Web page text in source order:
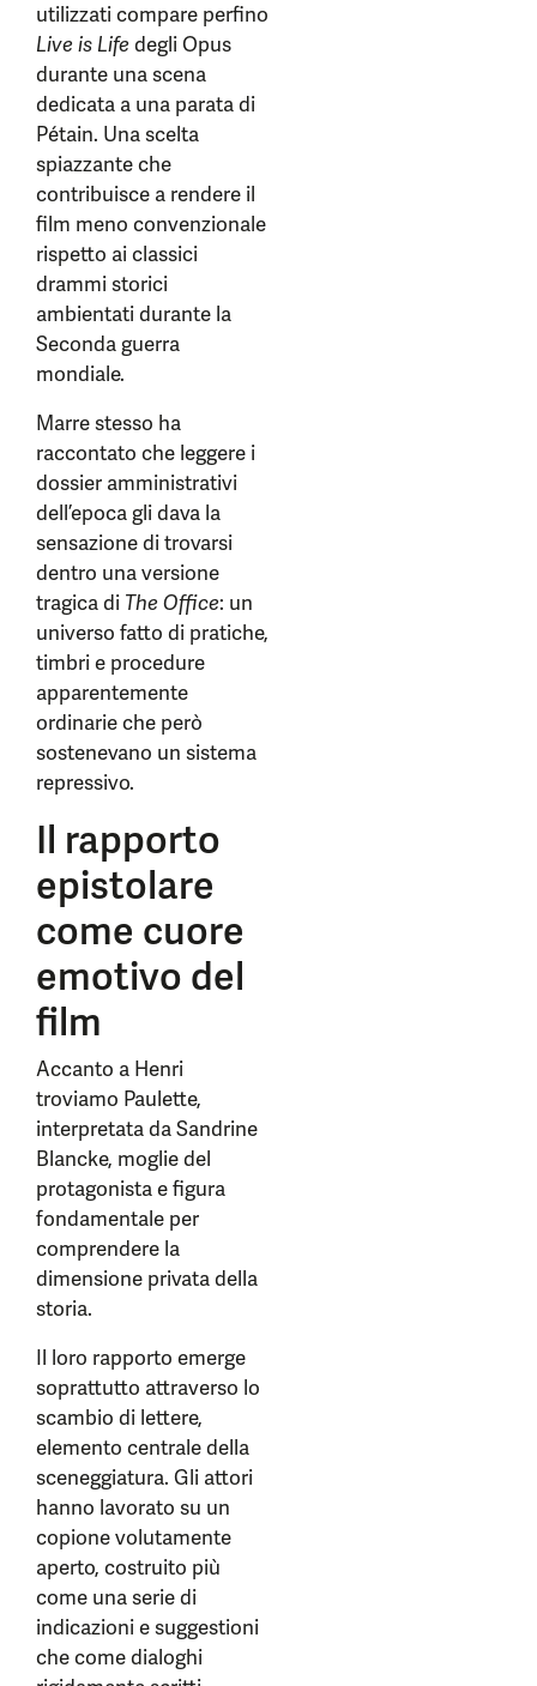
utilizzati compare perfino
Live is Life degli Opus
durante una scena
dedicata a una parata di
Pétain. Una scelta
spiazzante che
contribuisce a rendere il
film meno convenzionale
rispetto ai classici
drammi storici
ambientati durante la
Seconda guerra
mondiale.
Marre stesso ha
raccontato che leggere i
dossier amministrativi
dell’epoca gli dava la
sensazione di trovarsi
dentro una versione
tragica di The Office: un
universo fatto di pratiche,
timbri e procedure
apparentemente
ordinarie che però
sostenevano un sistema
repressivo.
Il rapporto
epistolare
come cuore
emotivo del
film
Accanto a Henri
troviamo Paulette,
interpretata da Sandrine
Blancke, moglie del
protagonista e figura
fondamentale per
comprendere la
dimensione privata della
storia.
Il loro rapporto emerge
soprattutto attraverso lo
scambio di lettere,
elemento centrale della
sceneggiatura. Gli attori
hanno lavorato su un
copione volutamente
aperto, costruito più
come una serie di
indicazioni e suggestioni
che come dialoghi